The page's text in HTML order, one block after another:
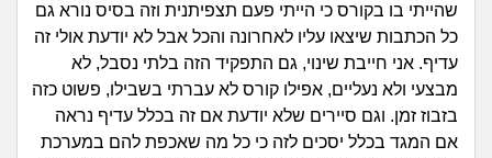
הורות ומשפחה
מתבגרים
מהבקו"ם... ועד מתי?!
שהייתי בו בקורס כי הייתי פעם תצפיתנית וזה בסיס נורא גם
כל הכתבות שיצאו עליו לאחרונה והכל אבל לא יודעת אולי זה
עדיף. אני חייבת שינוי, גם התפקיד הזה בלתי נסבל, לא
מבצעי ולא נעליים, אפילו קורס לא עברתי בשבילו, פשוט כזה
בזבוז זמן. וגם סיירים שלא יודעת אם זה בכלל עדיף נראה
אם המגד בכלל יסכים לזה כי כל מה שאכפת להם במערכת